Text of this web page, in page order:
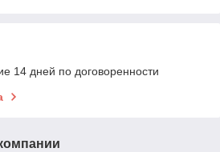
14 дней по договоренности